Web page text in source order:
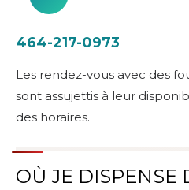
464-217-0973
Les rendez-vous avec des
sont assujettis à leur
des horaires.
OÙ JE DISPENSE